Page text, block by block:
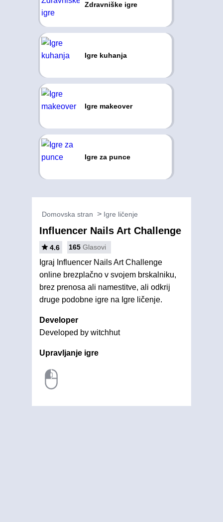
Zdravniške igre
Igre kuhanja
Igre makeover
Igre za punce
Domovska stran Igre ličenje
Influencer Nails Art Challenge
4.6 165 Glasovi
Igraj Influencer Nails Art Challenge
online brezplačno v svojem brskalniku,
brez prenosa ali namestitve, ali odkrij
druge podobne igre na Igre ličenje.
Developer
Developed by witchhut
Upravljanje igre